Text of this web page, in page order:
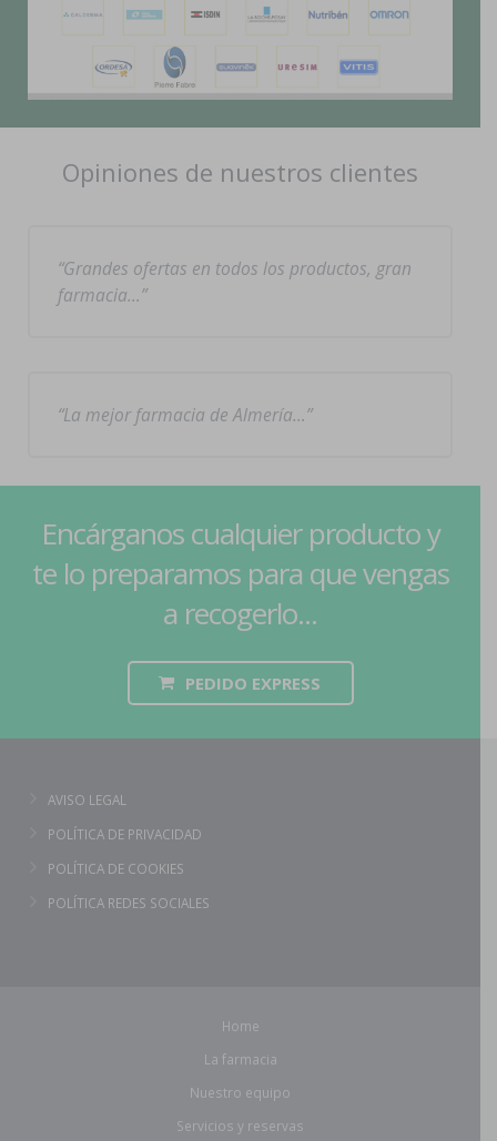
Opiniones de nuestros clientes
Grandes ofertas en todos los productos, gran
farmacia…
La mejor farmacia de Almería…
Encárganos cualquier producto y
te lo preparamos para que vengas
a recogerlo...
PEDIDO EXPRESS
AVISO LEGAL
POLÍTICA DE PRIVACIDAD
POLÍTICA DE COOKIES
POLÍTICA REDES SOCIALES
Home
La farmacia
Nuestro equipo
Servicios y reservas